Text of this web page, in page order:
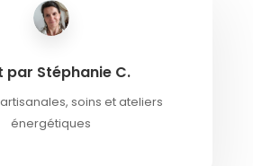
par Stéphanie C.
soins et ateliers
énergétiques